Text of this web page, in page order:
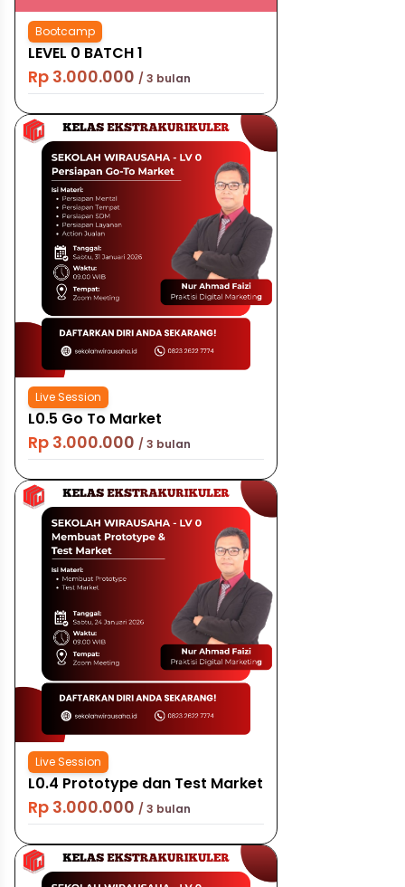
Bootcamp
LEVEL 0 BATCH 1
Rp 3.000.000 / 3 bulan
Live Session
L0.5 Go To Market
Rp 3.000.000 / 3 bulan
Live Session
L0.4 Prototype dan Test Market
Rp 3.000.000 / 3 bulan